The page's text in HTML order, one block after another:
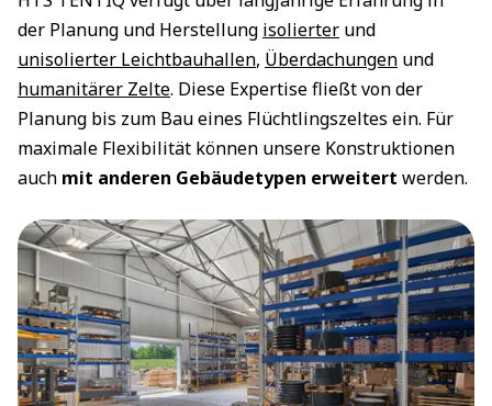
der Planung und Herstellung isolierter und
unisolierter Leichtbauhallen, Überdachungen und
humanitärer Zelte. Diese Expertise fließt von der
Planung bis zum Bau eines Flüchtlingszeltes ein. Für
maximale Flexibilität können unsere Konstruktionen
auch mit anderen Gebäudetypen erweitert werden.